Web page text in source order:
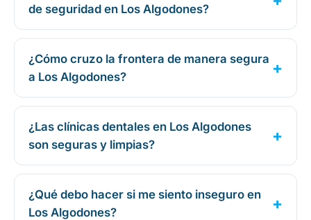
de seguridad en Los Algodones?
¿Cómo cruzo la frontera de manera segura
a Los Algodones?
¿Las clínicas dentales en Los Algodones
son seguras y limpias?
¿Qué debo hacer si me siento inseguro en
Los Algodones?